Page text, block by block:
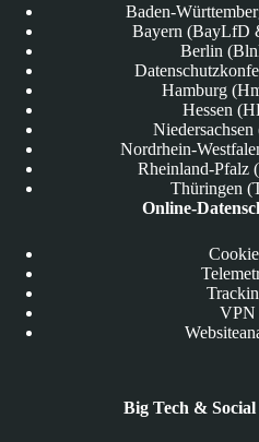
Baden-
Bayern (BayLfD
Berlin
Hamburg
Hessen
Nordrhein-
Rheinland-Pfalz
Thüringen
Online-
VPN
Big Tech &